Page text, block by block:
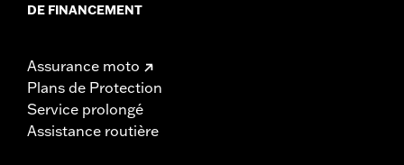
DE FINANCEMENT
Assurance moto
Plans de Protection
Service prolongé
Assistance routière